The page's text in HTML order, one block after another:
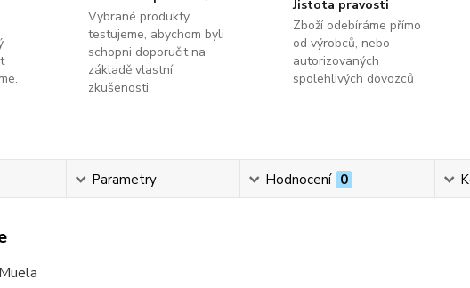
Vybrané produkty
testujeme, abychom byli
schopni doporučit na
základě vlastní
zkušenosti
Jistota pravosti
Zboží odebíráme přímo
od výrobců, nebo
autorizovaných
spolehlivých dovozců
Parametry Hodnocení 0